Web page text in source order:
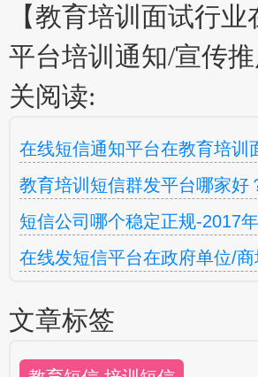
【教育培训面试行
平台培训通知/宣传
关阅读:
在线短信通知平台在教育培训
教育培训短信群发平台哪家好
短信公司哪个稳定正规-2017
在线发短信平台在政府单位/
文章标签